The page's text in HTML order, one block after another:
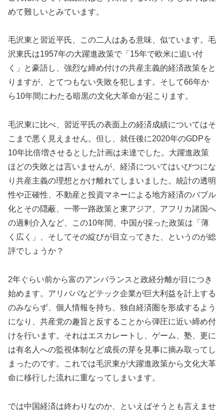
めて難しいとみています。
毛沢東と習近平氏、この二人はある意味、似ています。毛
沢東氏は1957年の大躍進政策で「15年で欧米に追い付
く」と豪語し、強烈な締め付けの共産主義的経済政策をと
りますが、とてつもない失敗を犯します。そして66年か
ら10年間にわたる暗黒の文化大革命が起こります。
毛沢東に比べ、習近平氏の表面上の経済成績についてはそ
こまで悪く見えません。但し、就任後に2020年のGDPを
10年比倍増させるとした計画は未達でした。大躍進政策
ほどの失敗とは言いませんが、経済についてはいびつにな
り共産主義の理想とかけ離れてしまいました。統計の透明
性や正確性、不動産と投資マネーによる地方経済のバブル
化とその隠蔽、一帯一路政策と東アジア、アフリカ諸国へ
の過剰介入など、この10年間、中国が採った政策は「薄
く広く」、そしてその綻びが目立ってきた、というのが総
評でしょうか？
2年ぐらい前から富のアンバランスと政経分離が目につき
始めます。アリババなどテック企業が巨大利益を計上する
のみならず、個人情報を持ち、独自経済圏を形成するよう
になり、共産党の趣旨と反することから弾圧に近い締め付
けを行います。それはエスカレートし、ゲーム、塾、更に
は有名人への監視体制など成長の芽を見事に摘み取ってし
まったのです。これでは毛沢東が大躍進政策から文化大革
命に移行した流れに重なってしまいます。
では中国経済は終わりなのか、といえばそうとも言えませ